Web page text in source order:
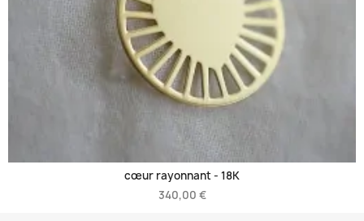
cœur rayonnant - 18K
340,00 €